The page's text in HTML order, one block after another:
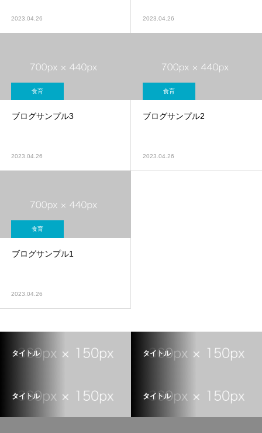
2023.04.26 2023.04.26
食育
ブログサンプル3
2023.04.26
食育
ブログサンプル2
2023.04.26
食育
ブログサンプル1
2023.04.26
タイトル タイトル
タイトル タイトル